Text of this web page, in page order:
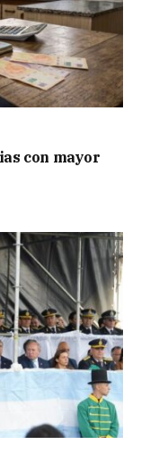
con mayor